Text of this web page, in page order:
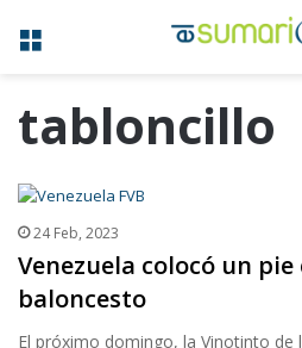
Menú
tabloncillo
24 Feb, 2023
Venezuela colocó un
baloncesto
El próximo domingo, la Vinotinto de